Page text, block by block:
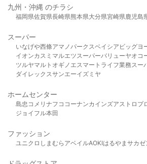
九州・沖縄 のチラシ
福岡県佐賀県長崎県熊本県大分県宮崎県鹿児島
スーパー
いなげや西條アマノパークスベイシア ビッグヨ
イオンカスミ マルエツスーパーバリューヤオコ
ツルヤマルト オギノ エスマート ライフ業務スー
ダイレックスサンエーイズミヤ
ホームセンター
島忠 コメリ ナフコ コーナンカインズアストロプ
ジョイフル本田
ファッション
ユニクロ しまむら アベイルAOKIはるやま サカゼ